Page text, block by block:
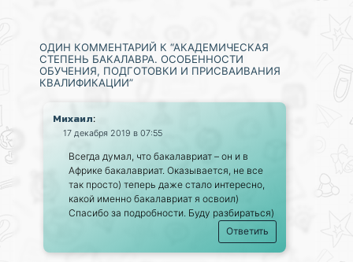
ОДИН КОММЕНТАРИЙ К “АКАДЕМИЧЕСКАЯ
СТЕПЕНЬ БАКАЛАВРА. ОСОБЕННОСТИ
ОБУЧЕНИЯ, ПОДГОТОВКИ И ПРИСВАИВАНИЯ
КВАЛИФИКАЦИИ”
Михаил:
17 декабря 2019 в 07:55
Всегда думал, что бакалавриат – он и в
Африке бакалавриат. Оказывается, не все
так просто) теперь даже стало интересно,
какой именно бакалавриат я освоил)
Спасибо за подробности. Буду разбираться)
Ответить